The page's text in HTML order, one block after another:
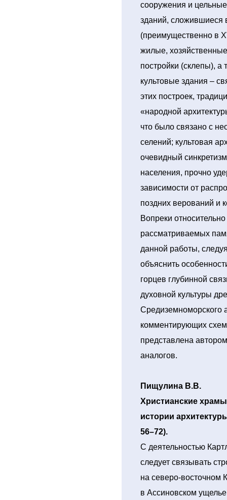
сооружения и
зданий, сложившиеся
(преимущественно в
жилые,
постройки (склепы), а
культовые здания –
этих построек,
«народной
что было связано с
селений; культовая
очевидный
населения, прочно
зависимости от
поздних верований и
Вопреки
рассматриваемых
данной работы,
объяснить
горцев глубинной
духовной культуры
Средиземноморского
комментирующих
представлена
аналогов.
Пищулина В.В.
Христианские
истории
56–72).
С деятельностью
следует связывать
на северо-восточном
в Ассиновском